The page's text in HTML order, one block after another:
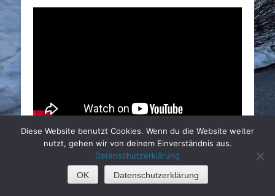
Copyright © 2026 Kreuzfahrt Camper. Alle Rechte vorbehalten.
Catch Base vonCatch Themes
Diese Website benutzt Cookies. Wenn du die Website weiter
nutzt, gehen wir von deinem Einverständnis aus.
Datenschutzerklärung
OK Datenschutzerklärung